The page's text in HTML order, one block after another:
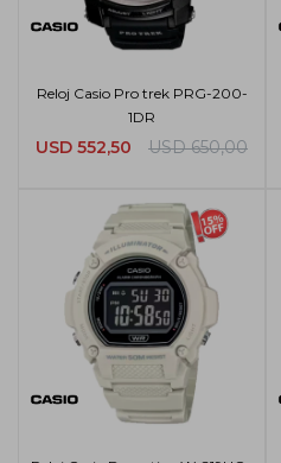
Reloj Casio Pro trek PRG-200-
1DR
USD 552,50 USD 650,00